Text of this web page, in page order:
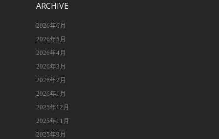
ARCHIVE
2026年6月
2026年5月
2026年4月
2026年3月
2026年2月
2026年1月
2025年12月
2025年11月
2025年9月